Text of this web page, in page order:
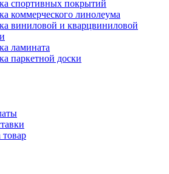
спортивных покрытий
коммерческого линолеума
виниловой и кварцвиниловой
ламината
паркетной доски
товар